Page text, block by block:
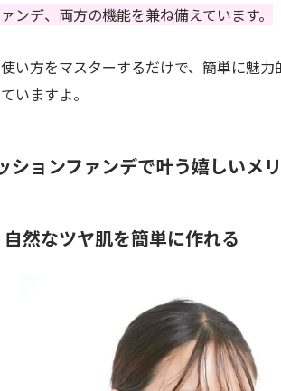
ンデ、両方の機能を兼ね備えています。
い方をマスターするだけで、簡単に魅
いますよ。
ションファンデで叶う嬉しいメ
自然なツヤ肌を簡単に作れる